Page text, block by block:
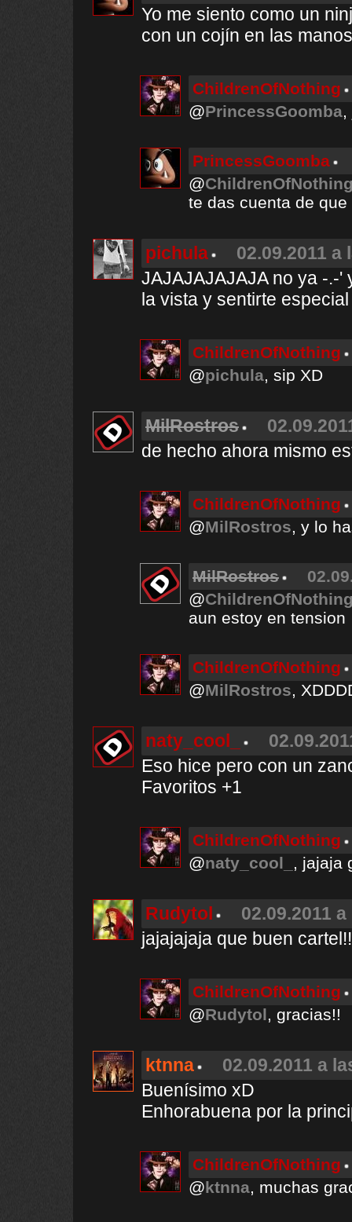
Yo me siento como un
con un cojín en las
ChildrenOfNothing
@PrincessGoomba,
PrincessGoomba
@
te das cuenta de
pichula
02.09.2011 a
JAJAJAJAJAJA no ya -.-'
la vista y sentirte
ChildrenOfNothing
@pichula, sip XD
MilRostros
de hecho ahora mismo
ChildrenOfNothing
@MilRostros, y lo
MilRostros
@
aun estoy en tension
ChildrenOfNothing
@MilRostros,
naty_cool_
Eso hice pero con un
Favoritos +1
ChildrenOfNothing
@naty_cool_ , jajaja
Rudytol
02.09.2011
jajajajaja que buen cartel!!
ChildrenOfNothing
@Rudytol, gracias!!
ktnna
02.09.2011 a
Buenísimo xD
Enhorabuena por la
ChildrenOfNothing
@ktnna, muchas